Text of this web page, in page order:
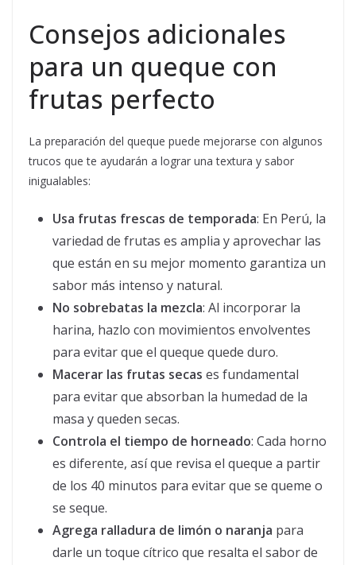
Consejos adicionales
para un queque con
frutas perfecto
La preparación del queque puede mejorarse con algunos
trucos que te ayudarán a lograr una textura y sabor
inigualables:
Usa frutas frescas de temporada: En Perú, la
variedad de frutas es amplia y aprovechar las
que están en su mejor momento garantiza un
sabor más intenso y natural.
No sobrebatas la mezcla: Al incorporar la
harina, hazlo con movimientos envolventes
para evitar que el queque quede duro.
Macerar las frutas secas es fundamental
para evitar que absorban la humedad de la
masa y queden secas.
Controla el tiempo de horneado: Cada horno
es diferente, así que revisa el queque a partir
de los 40 minutos para evitar que se queme o
se seque.
Agrega ralladura de limón o naranja para
darle un toque cítrico que resalta el sabor de